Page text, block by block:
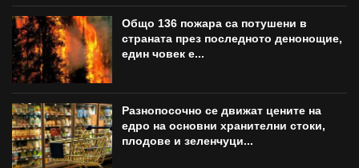
Общо 136 пожара са потушени в
страната през последното денонощие,
един човек е...
Разнопосочно се движат цените на
едро на основни хранителни стоки,
плодове и зеленчуци...